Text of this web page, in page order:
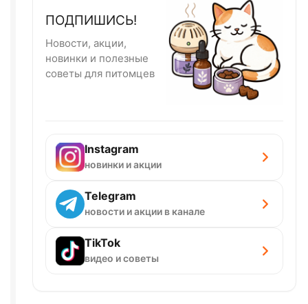
ПОДПИШИСЬ!
Новости, акции,
новинки и полезные
советы для питомцев
Instagram
новинки и акции
Telegram
новости и акции в канале
TikTok
видео и советы